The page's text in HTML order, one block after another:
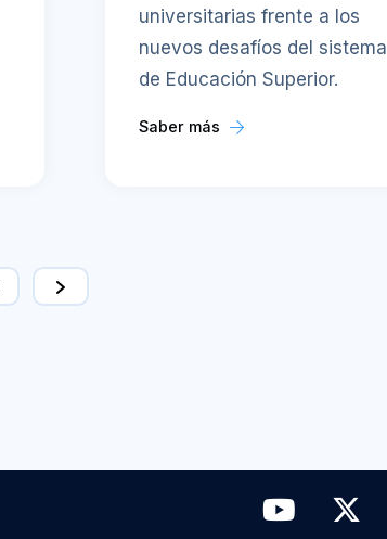
universitarias frente a los
nuevos desafíos del sistema
de Educación Superior.
Saber más